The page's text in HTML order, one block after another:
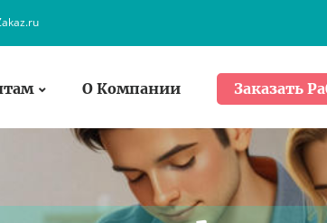
О Компании Заказать